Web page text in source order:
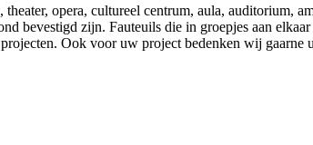
opera, cultureel centrum, aula, auditorium,
bevestigd zijn. Fauteuils die in groepjes aan
Ook voor uw project bedenken wij gaarne